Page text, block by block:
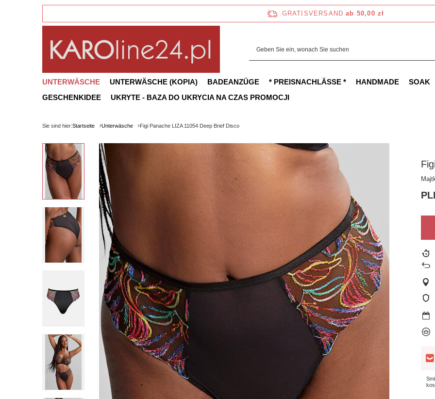
GRATISVERSAND ab 50,00 zł
UNTERWÄSCHE UNTERWÄSCHE (KOPIA) BADEANZÜGE * PREISNACHLÄSSE * HANDMADE
SOAK
GESCHENKIDEE
UKRYTE - BAZA DO UKRYCIA NA CZAS PROMOCJI
Sie sind hier:Startseite Unterwäsche Figi Panache LIZA 11054 Deep Brief Disco